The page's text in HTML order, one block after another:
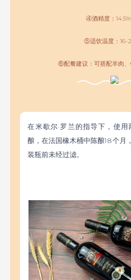
④酒精度：
⑤适饮温度：16-
⑥配餐建议：可搭配羊肉
在米歇尔·罗兰的指导下，使
酿，在法国橡木桶中陈酿18个月
装瓶前未经过滤。